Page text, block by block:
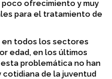
ofrecimiento y muy
para el tratamiento de
en todos los sectores
edad, en los últimos
problemática no han
de la juventud